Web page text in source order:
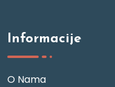
Informacije
O Nama